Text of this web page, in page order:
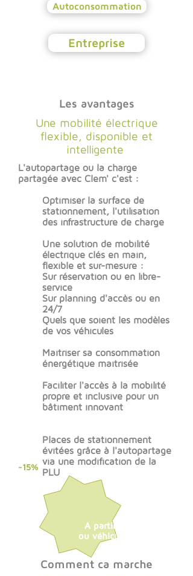
Autoconsommation
Entreprise
Les avantages
Une mobilité électrique
flexible, disponible et
intelligente
L'autopartage ou la charge
partagée avec Clem' c'est :
Optimiser la surface de
stationnement, l'utilisation
des infrastructure de charge
Une solution de mobilité
électrique clés en main,
flexible et sur-mesure :
Sur réservation ou en libre-
service
Sur planning d'accès ou en
24/7​
Quels que soient les modèles
de vos véhicules
Maitriser sa consommation
énergétique maîtrisée
Faciliter l'accès à la mobilité
propre et inclusive pour un
bâtiment innovant
Places de stationnement
évitées grâce à l'autopartage
via une modification de la
PLU
-15%
A partir de 1 borne
ou véhicule électrique
Comment ca marche